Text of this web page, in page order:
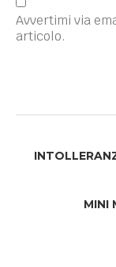
Avvertimi via
articolo.
MINI